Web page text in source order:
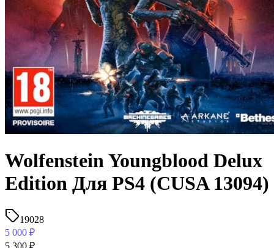
Wolfenstein Youngblood Delux
Edition Для PS4 (CUSA 13094)
19028
5 000 ₽
5 300 ₽